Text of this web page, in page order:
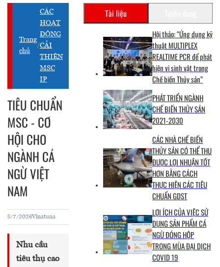
Trang
chủ
/
CÁC
HOẠT
ĐỘNG
CẢI
THIỆN
MSC
IP
TIÊU CHUẨN
MSC - CƠ
HỘI CHO
NGÀNH CÁ
NGỪ VIỆT
NAM
8/7/2026Vinatuna
Nhu cầu
tiêu thụ cao
Tài liệu
Hội thảo: “Ứng dụng kỹ
thuật MULTIPLEX
REALTIME PCR để phát
hiện vi sinh vật trong
Chế biến Thủy sản”
PHÁT TRIỂN NGÀNH
CHẾ BIẾN THỦY SẢN
2021-2030
CÁC NHÀ CHẾ BIẾN
THỦY SẢN CÓ THỂ THU
ĐƯỢC LỢI NHUẬN TỐT
HƠN BẰNG CÁCH
THỰC HIỆN CÁC TIÊU
CHUẨN GDST
LỢI ÍCH CỦA VIỆC SỬ
DỤNG SẢN PHẨM CÁ
NGỪ ĐÓNG HỘP
TRONG MÙA ĐẠI DỊCH
COVID 19